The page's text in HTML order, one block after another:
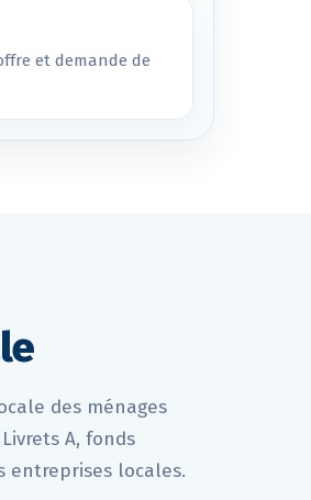
et demande de
des ménages
A, fonds
entreprises locales.